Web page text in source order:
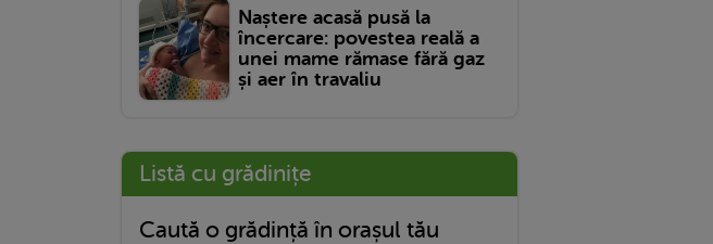
Naștere acasă pusă la
încercare: povestea reală a
unei mame rămase fără gaz
și aer în travaliu
Listă cu grădinițe
Caută o grădință în orașul tău